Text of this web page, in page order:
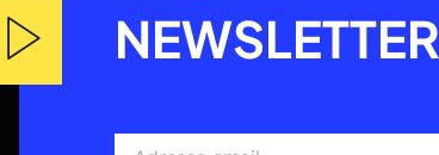
NEWSLETTER